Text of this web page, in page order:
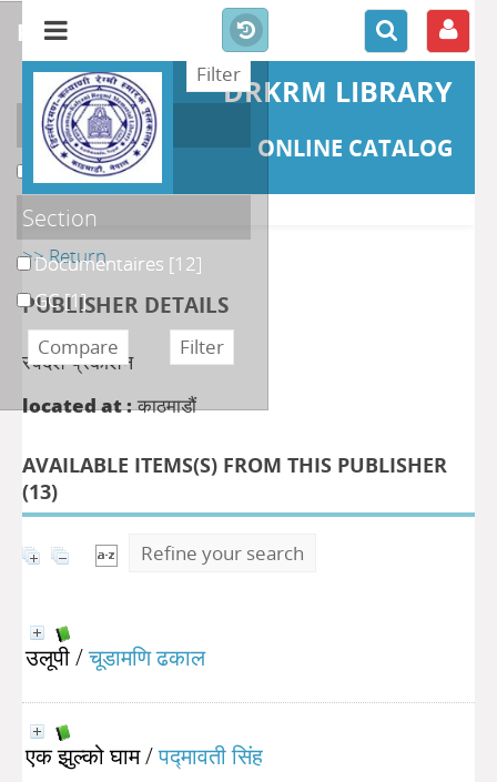
DRKRM LIBRARY
ONLINE CATALOG
>> Return
PUBLISHER DETAILS
स्वदेश प्रकाशन
located at : काठमाडौं
AVAILABLE ITEMS(S) FROM THIS PUBLISHER
(13)
Refine your search
उलूपी/चूडामणि ढकाल
एक झुल्को घाम/पद्मावती सिंह
refine or compare
Localisation
DKRML[13]
Section
Documentaires [12]
GC[1]